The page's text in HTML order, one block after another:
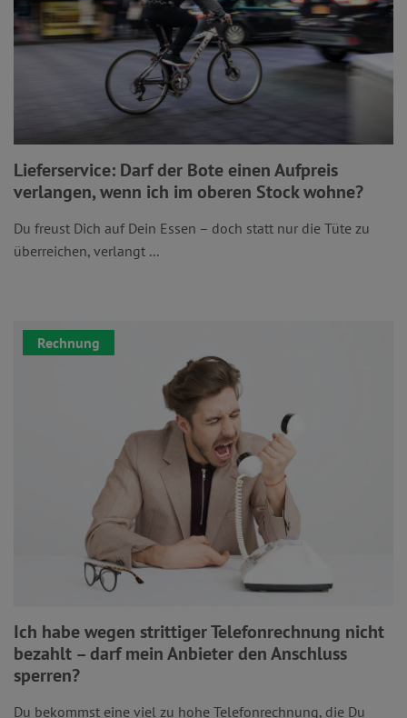
Lieferservice: Darf der Bote einen Aufpreis
verlangen, wenn ich im oberen Stock wohne?
Du freust Dich auf Dein Essen – doch statt nur die Tüte zu
überreichen, verlangt ...
Rechnung
Ich habe wegen strittiger Telefonrechnung nicht
bezahlt – darf mein Anbieter den Anschluss
sperren?
Du bekommst eine viel zu hohe Telefonrechnung, die Du